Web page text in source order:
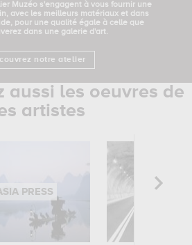
Muzéo s'engagent à vous fournir une
avec les meilleurs matériaux et dans
pour une qualité égale à celle que
dans une galerie d'art.
notre atelier
aussi les oeuvres de
artistes
PRESS